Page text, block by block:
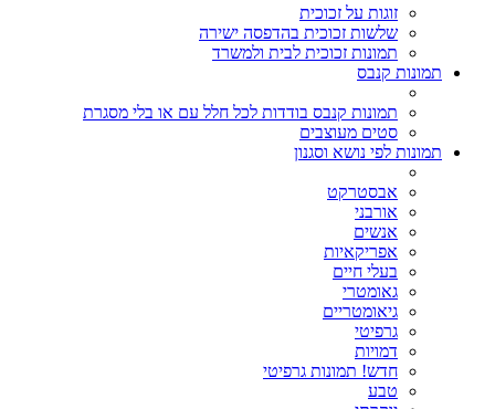
זוגות על זכוכית
שלשות זכוכית בהדפסה ישירה
תמונות זכוכית לבית ולמשרד
תמונות קנבס
תמונות קנבס בודדות לכל חלל עם או בלי מסגרת
סטים מעוצבים
תמונות לפי נושא וסגנון
אבסטרקט
אורבני
אנשים
אפריקאיות
בעלי חיים
גאומטרי
גיאומטריים
גרפיטי
דמויות
חדש! תמונות גרפיטי
טבע